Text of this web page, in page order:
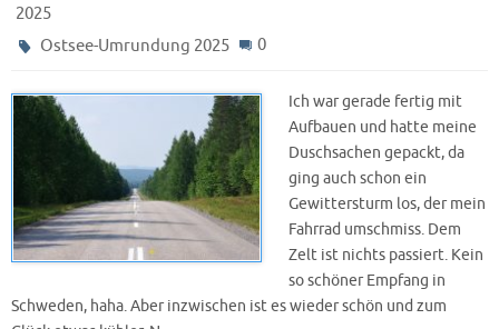
2025
Ostsee-Umrundung 2025
0
Ich war gerade fertig mit
Aufbauen und hatte meine
Duschsachen gepackt, da
ging auch schon ein
Gewittersturm los, der mein
Fahrrad umschmiss. Dem
Zelt ist nichts passiert. Kein
so schöner Empfang in
Schweden, haha. Aber inzwischen ist es wieder schön und zum